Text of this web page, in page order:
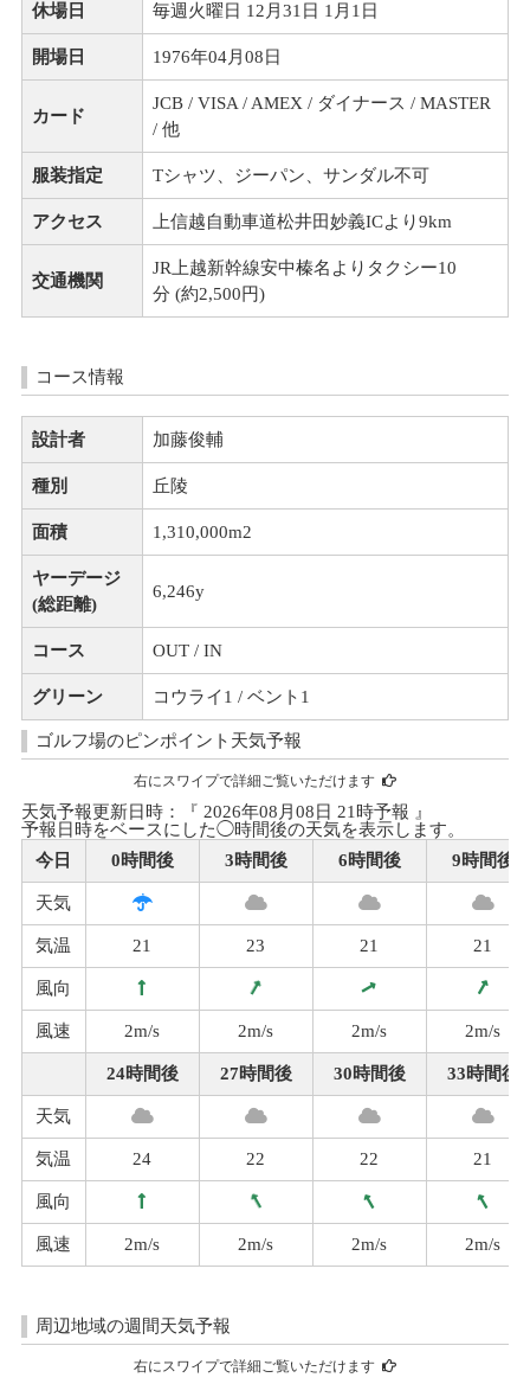
休場日 毎週火曜日 12月31日 1月1日
開場日 1976年04月08日
カード
JCB / VISA / AMEX / ダイナース / MASTER
/ 他
服装指定 Tシャツ、ジーパン、サンダル不可
アクセス 上信越自動車道松井田妙義ICより9km
交通機関
JR上越新幹線安中榛名よりタクシー10
分 (約2,500円)
コース情報
設計者 加藤俊輔
種別 丘陵
面積 1,310,000m2
ヤーデージ
(総距離)
6,246y
コース OUT / IN
グリーン コウライ1 / ベント1
ゴルフ場のピンポイント天気予報
右にスワイプで詳細ご覧いただけます
天気予報更新日時：『 2026年08月08日 21時予報 』
予報日時をベースにした◯時間後の天気を表示します。
今日
0時間後 3時間後 6時間後 9時間後
天気
気温 21 23 21 21
風向
風速 2m/s 2m/s 2m/s 2m/s
24時間後 27時間後 30時間後 33時間後
天気
気温 24 22 22 21
風向
風速 2m/s 2m/s 2m/s 2m/s
周辺地域の週間天気予報
右にスワイプで詳細ご覧いただけます